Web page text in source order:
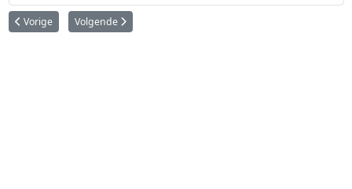
Vorig artikel: Saturnusmaan Enceladus stoot organische verbindingen uit
Vorige Volgende artikel: De coma van komeet 3I/ATLAS bestaat
Volgende